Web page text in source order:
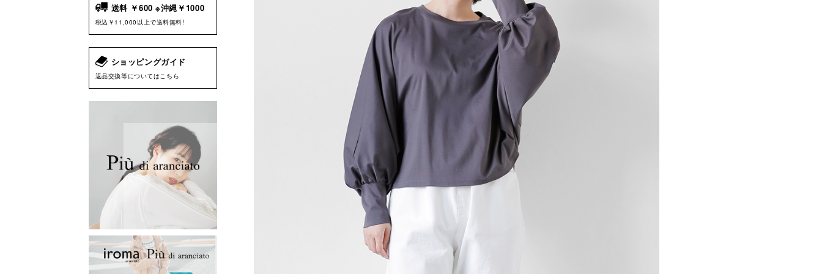
送料 ￥600 ※沖縄￥1000
税込￥11,000以上で送料無料!
ショッピングガイド
返品交換等についてはこちら